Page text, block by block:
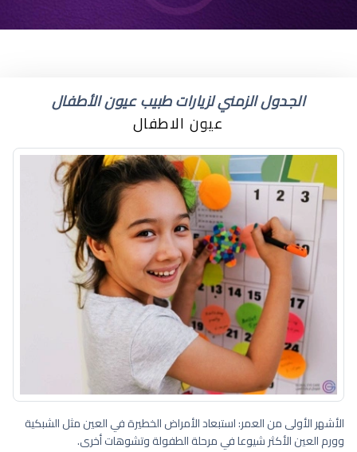
الجدول الزمني لزيارات طبيب عيون الأطفال
عيون الاطفال
الأشهر الأولى من العمر: استبعاد الأمراض الخطيرة في العين مثل الشبكية
وورم العين الأكثر شيوعا في مرحلة الطفولة وتشوهات أخرى.